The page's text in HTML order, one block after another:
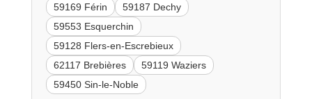
59169 Férin
59187 Dechy
59553 Esquerchin
59128 Flers-en-Escrebieux
62117 Brebières
59119 Waziers
59450 Sin-le-Noble